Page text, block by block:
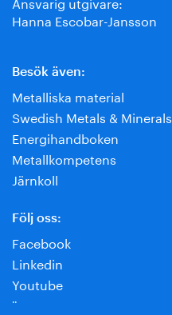
Hanna Escobar-Jansson
Besök även:
Metalliska material
Swedish Metals & Minerals
Energihandboken
Metallkompetens
Järnkoll
Följ oss:
Facebook
Linkedin
Youtube
¨